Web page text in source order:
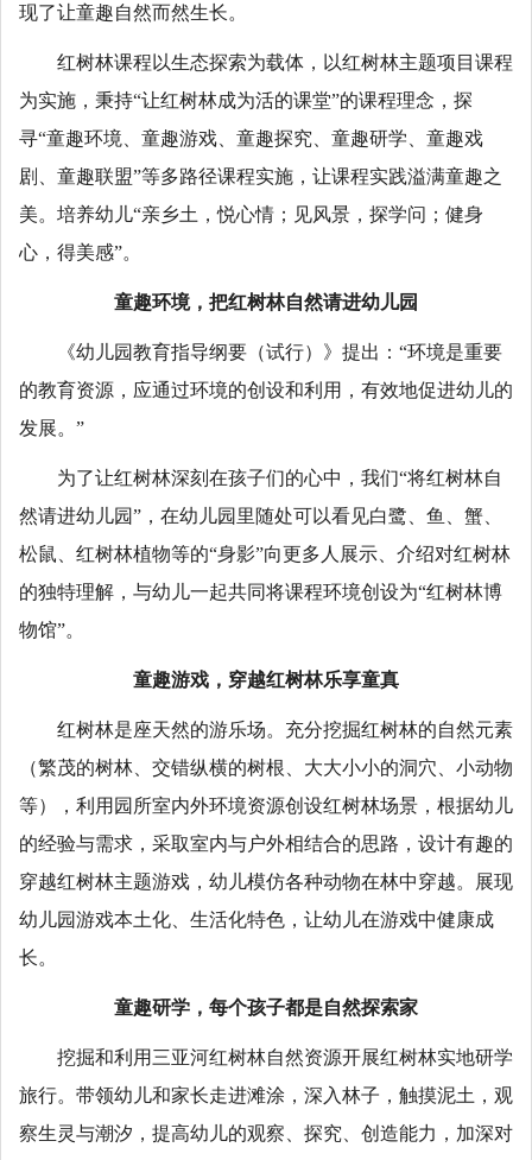
现了让童趣自然而然生长。
红树林课程以生态探索为载体，以红树林主题项目课程
为实施，秉持“让红树林成为活的课堂”的课程理念，探
寻“童趣环境、童趣游戏、童趣探究、童趣研学、童趣戏
剧、童趣联盟”等多路径课程实施，让课程实践溢满童趣之
美。培养幼儿“亲乡土，悦心情；见风景，探学问；健身
心，得美感”。
童趣环境，把红树林自然请进幼儿园
《幼儿园教育指导纲要（试行）》提出：“环境是重要
的教育资源，应通过环境的创设和利用，有效地促进幼儿的
发展。”
为了让红树林深刻在孩子们的心中，我们“将红树林自
然请进幼儿园”，在幼儿园里随处可以看见白鹭、鱼、蟹、
松鼠、红树林植物等的“身影”向更多人展示、介绍对红树林
的独特理解，与幼儿一起共同将课程环境创设为“红树林博
物馆”。
童趣游戏，穿越红树林乐享童真
红树林是座天然的游乐场。充分挖掘红树林的自然元素
（繁茂的树林、交错纵横的树根、大大小小的洞穴、小动物
等），利用园所室内外环境资源创设红树林场景，根据幼儿
的经验与需求，采取室内与户外相结合的思路，设计有趣的
穿越红树林主题游戏，幼儿模仿各种动物在林中穿越。展现
幼儿园游戏本土化、生活化特色，让幼儿在游戏中健康成
长。
童趣研学，每个孩子都是自然探索家
挖掘和利用三亚河红树林自然资源开展红树林实地研学
旅行。带领幼儿和家长走进滩涂，深入林子，触摸泥土，观
察生灵与潮汐，提高幼儿的观察、探究、创造能力，加深对